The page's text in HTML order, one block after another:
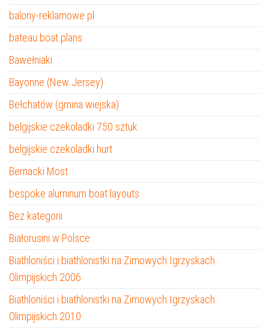
balony-reklamowe.pl
bateau boat plans
Bawełniaki
Bayonne (New Jersey)
Bełchatów (gmina wiejska)
belgijskie czekoladki 750 sztuk
belgijskie czekoladki hurt
Bernacki Most
bespoke aluminum boat layouts
Bez kategorii
Białorusini w Polsce
Biathloniści i biathlonistki na Zimowych Igrzyskach
Olimpijskich 2006
Biathloniści i biathlonistki na Zimowych Igrzyskach
Olimpijskich 2010